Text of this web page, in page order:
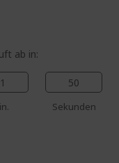
ab in:
49
Sekunden